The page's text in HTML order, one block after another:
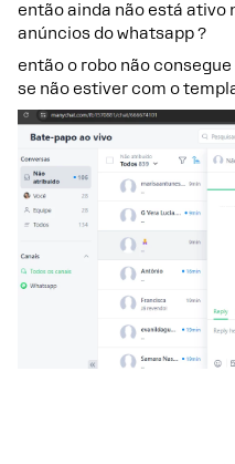
então ainda não está ativo
anúncios do whatsapp ?
então o robo não
se não estiver com o